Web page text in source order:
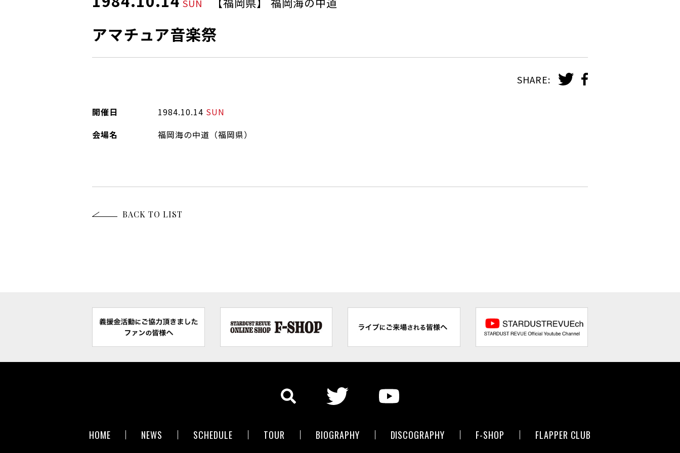
SUN
アマチュア音楽祭
SHARE:
開催日 1984.10.14 SUN
会場名
福岡海の中道（福岡県）
BACK TO LIST
HOME NEWS SCHEDULE TOUR BIOGRAPHY DISCOGRAPHY F-SHOP FLAPPER CLUB